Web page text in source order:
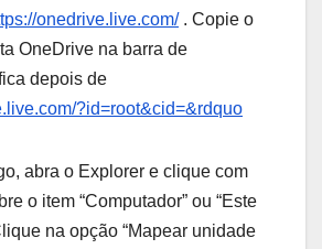
onedrive.live.com/. Copie o
OneDrive na barra de
depois de
?id=root&cid=&rdquo
abra o Explorer e clique com
o item “Computador” ou “Este
na opção “Mapear unidade